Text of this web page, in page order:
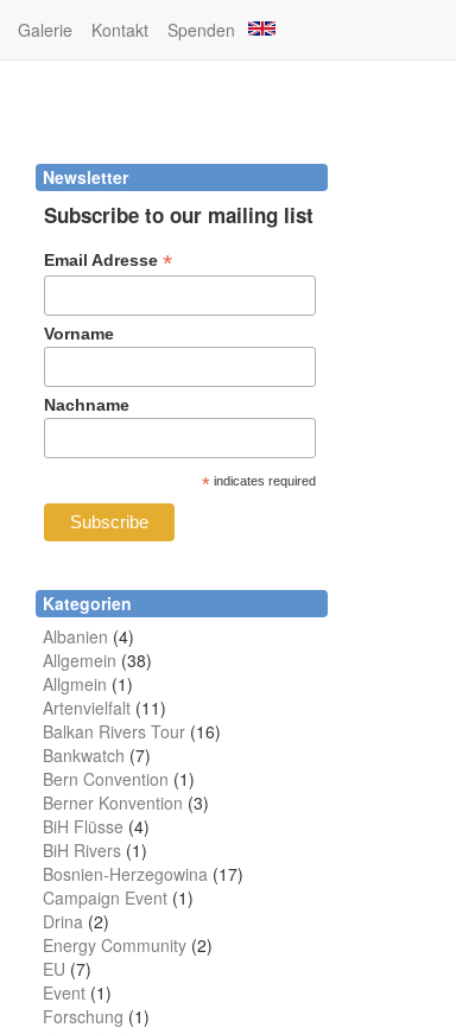
Galerie Kontakt Spenden
Newsletter
Subscribe to our mailing list
Email Adresse *
Vorname
Nachname
* indicates required
Kategorien
Albanien (4)
Allgemein (38)
Allgmein (1)
Artenvielfalt (11)
Balkan Rivers Tour (16)
Bankwatch (7)
Bern Convention (1)
Berner Konvention (3)
BiH Flüsse (4)
BiH Rivers (1)
Bosnien-Herzegowina (17)
Campaign Event (1)
Drina (2)
Energy Community (2)
EU (7)
Event (1)
Forschung (1)